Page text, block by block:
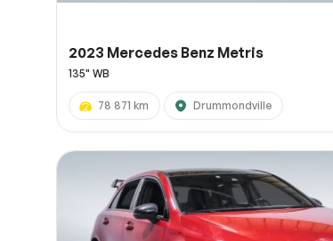
2023 Mercedes Benz Metris
135" WB
78 871 km Drummondville